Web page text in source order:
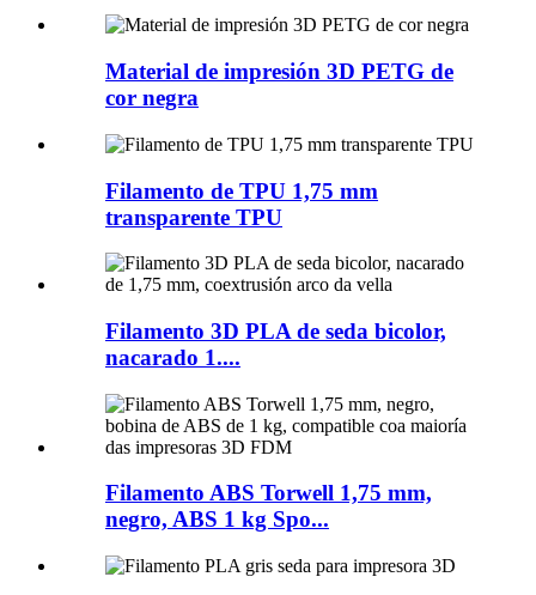
Material de impresión 3D PETG de
cor negra
Filamento de TPU 1,75 mm
transparente TPU
Filamento 3D PLA de seda bicolor,
nacarado 1....
Filamento ABS Torwell 1,75 mm,
negro, ABS 1 kg Spo...